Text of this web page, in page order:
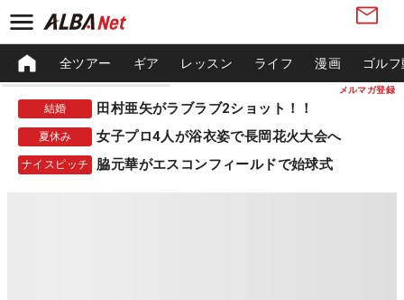
メルマガ登録
全ツアー ギア レッスン ライフ 漫画 ゴル
結婚 田村亜矢がラブラブ2ショット！！
夏休み 女子プロ4人が浴衣姿で長岡花火大会へ
ナイスピッチ 脇元華がエスコンフィールドで始球式